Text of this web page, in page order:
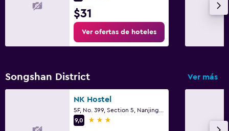
$31
Ver ofertas de hoteles
Songshan District Ver más
NK Hostel
9,0
3 estrellas